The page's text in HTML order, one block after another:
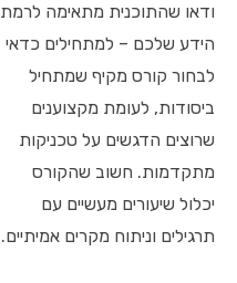
ודאו שהתוכנית מתאימה לרמת
הידע שלכם – למתחילים כדאי
לבחור קורס מקיף שמתחיל
ביסודות, לעומת מקצוענים
שרוצים הדגשים על טכניקות
מתקדמות. חשוב שהקורס
יכלול שיעורים מעשיים עם
תרגילים וניתוח מקרים אמיתיים.